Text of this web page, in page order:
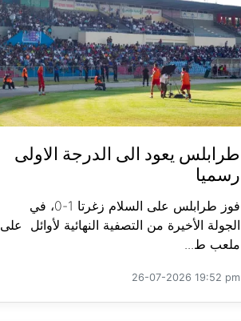
طرابلس يعود الى الدرجة الاولى
رسميا
فوز طرابلس على السلام زغرتا 1-0، في
الجولة الأخيرة من التصفية النهائية لأوائل على
ملعب ط...
26-07-2026 19:52 pm